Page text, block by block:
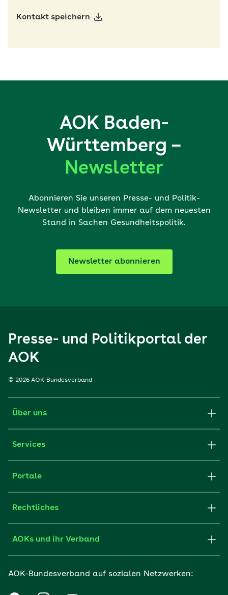
Kontakt speichern
AOK Baden-
Württemberg –
Newsletter
Abonnieren Sie unseren Presse- und Politik-
Newsletter und bleiben immer auf dem neuesten
Stand in Sachen Gesundheitspolitik.
Newsletter abonnieren
Presse- und Politikportal der
AOK
© 2026 AOK-Bundesverband
Über uns
Services
Portale
Rechtliches
AOKs und ihr Verband
AOK-Bundesverband auf sozialen Netzwerken: